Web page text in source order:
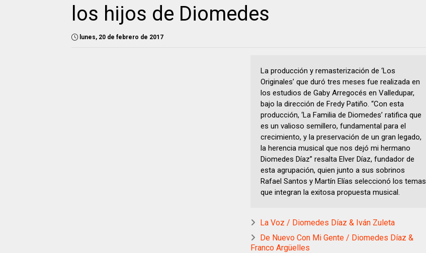
los hijos de Diomedes
lunes, 20 de febrero de 2017
La producción y remasterización de ‘Los
Originales’ que duró tres meses fue realizada en
los estudios de Gaby Arregocés en Valledupar,
bajo la dirección de Fredy Patiño. “Con esta
producción, ‘La Familia de Diomedes’ ratifica que
es un valioso semillero, fundamental para el
crecimiento, y la preservación de un gran legado,
la herencia musical que nos dejó mi hermano
Diomedes Díaz” resalta Elver Díaz, fundador de
esta agrupación, quien junto a sus sobrinos
Rafael Santos y Martín Elías seleccionó los temas
que integran la exitosa propuesta musical.
La Voz / Diomedes Díaz & Iván Zuleta
De Nuevo Con Mi Gente / Diomedes Díaz &
Franco Argüelles